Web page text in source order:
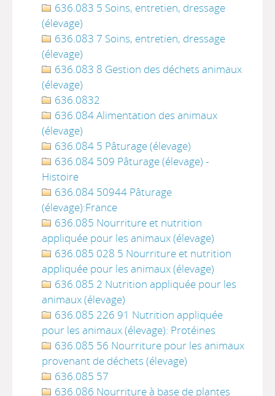
636.083 5 Soins, entretien, dressage
(élevage)
636.083 7 Soins, entretien, dressage
(élevage)
636.083 8 Gestion des déchets animaux
(élevage)
636.0832
636.084 Alimentation des animaux
(élevage)
636.084 5 Pâturage (élevage)
636.084 509 Pâturage (élevage) -
Histoire
636.084 50944 Pâturage
(élevage):France
636.085 Nourriture et nutrition
appliquée pour les animaux (élevage)
636.085 028 5 Nourriture et nutrition
appliquée pour les animaux (élevage)
636.085 2 Nutrition appliquée pour les
animaux (élevage)
636.085 226 91 Nutrition appliquée
pour les animaux (élevage): Protéines
636.085 56 Nourriture pour les animaux
provenant de déchets (élevage)
636.085 57
636.086 Nourriture à base de plantes